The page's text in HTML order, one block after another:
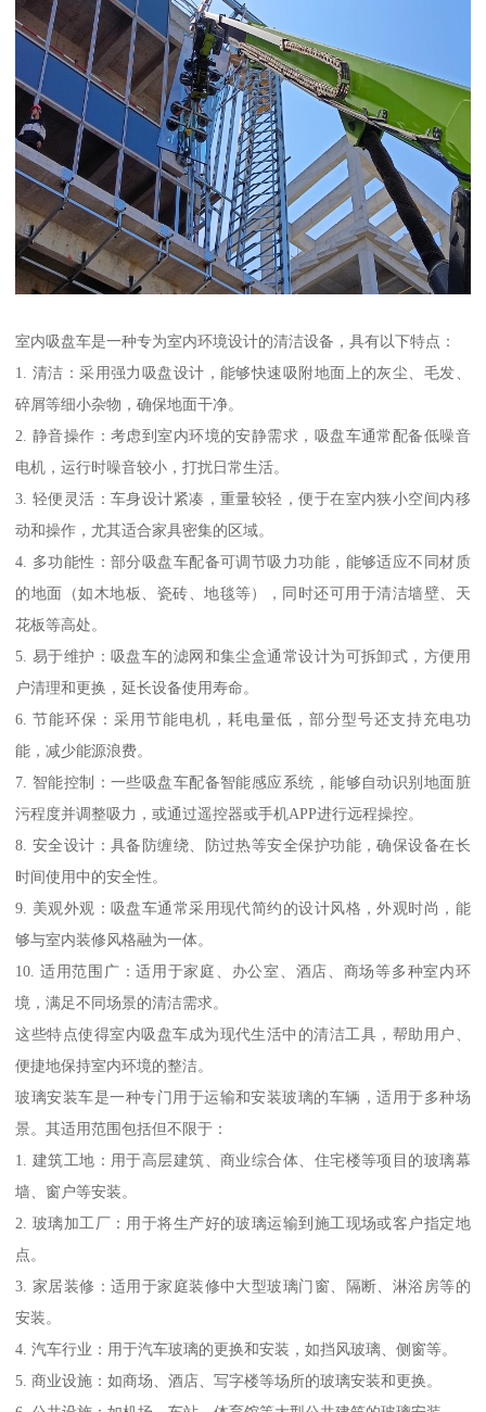
室内吸盘车是一种专为室内环境设计的清洁设备，具有以下特点：
1. 清洁：采用强力吸盘设计，能够快速吸附地面上的灰尘、毛发、
碎屑等细小杂物，确保地面干净。
2. 静音操作：考虑到室内环境的安静需求，吸盘车通常配备低噪音
电机，运行时噪音较小，打扰日常生活。
3. 轻便灵活：车身设计紧凑，重量较轻，便于在室内狭小空间内移
动和操作，尤其适合家具密集的区域。
4. 多功能性：部分吸盘车配备可调节吸力功能，能够适应不同材质
的地面（如木地板、瓷砖、地毯等），同时还可用于清洁墙壁、天
花板等高处。
5. 易于维护：吸盘车的滤网和集尘盒通常设计为可拆卸式，方便用
户清理和更换，延长设备使用寿命。
6. 节能环保：采用节能电机，耗电量低，部分型号还支持充电功
能，减少能源浪费。
7. 智能控制：一些吸盘车配备智能感应系统，能够自动识别地面脏
污程度并调整吸力，或通过遥控器或手机APP进行远程操控。
8. 安全设计：具备防缠绕、防过热等安全保护功能，确保设备在长
时间使用中的安全性。
9. 美观外观：吸盘车通常采用现代简约的设计风格，外观时尚，能
够与室内装修风格融为一体。
10. 适用范围广：适用于家庭、办公室、酒店、商场等多种室内环
境，满足不同场景的清洁需求。
这些特点使得室内吸盘车成为现代生活中的清洁工具，帮助用户、
便捷地保持室内环境的整洁。
玻璃安装车是一种专门用于运输和安装玻璃的车辆，适用于多种场
景。其适用范围包括但不限于：
1. 建筑工地：用于高层建筑、商业综合体、住宅楼等项目的玻璃幕
墙、窗户等安装。
2. 玻璃加工厂：用于将生产好的玻璃运输到施工现场或客户指定地
点。
3. 家居装修：适用于家庭装修中大型玻璃门窗、隔断、淋浴房等的
安装。
4. 汽车行业：用于汽车玻璃的更换和安装，如挡风玻璃、侧窗等。
5. 商业设施：如商场、酒店、写字楼等场所的玻璃安装和更换。